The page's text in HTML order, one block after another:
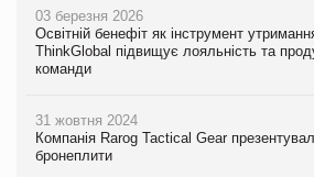
03 березня 2026
Освітній бенефіт як інструмент
ThinkGlobal підвищує лояльність та
команди
31 жовтня 2024
Компанія Rarog Tactical Gear
бронеплити